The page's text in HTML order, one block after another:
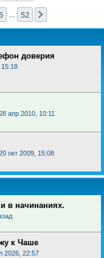
52
доверия
апр 2010, 10:11
окт 2009, 15:08
в начинаниях.
к Чаше
2026, 22:57